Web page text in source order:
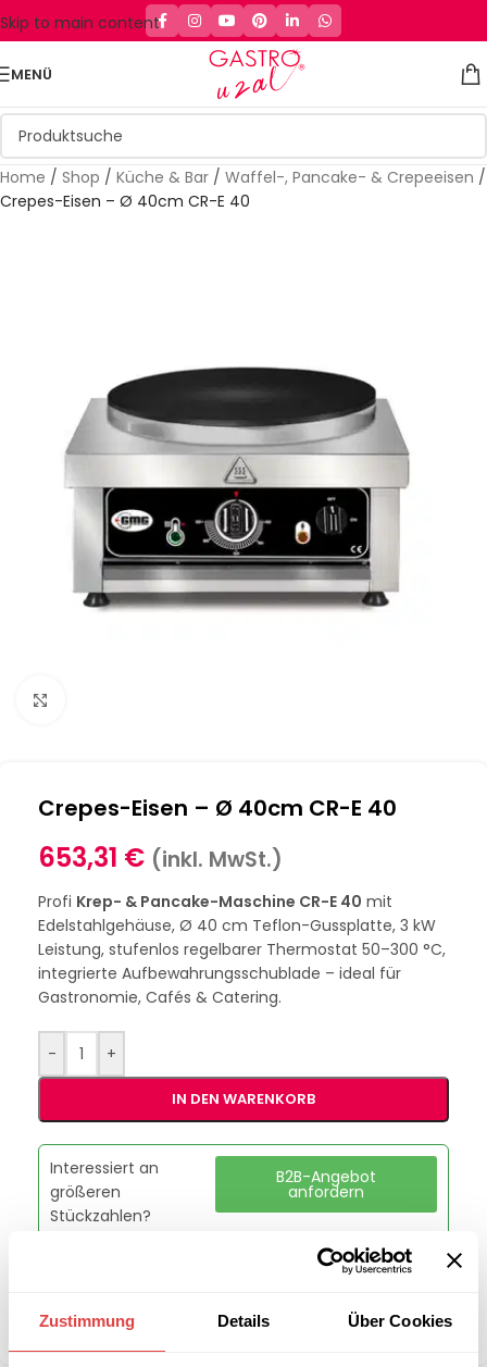
Zustimmung Details Über Cookies
Skip to main content
MENÜ
Home / Shop / Küche & Bar / Waffel-, Pancake- & Crepeeisen /
Crepes-Eisen – Ø 40cm CR-E 40
Crepes-Eisen – Ø 40cm CR-E 40
653,31 € (inkl. MwSt.)
Profi Krep- & Pancake-Maschine CR-E 40 mit
Edelstahlgehäuse, Ø 40 cm Teflon-Gussplatte, 3 kW
Leistung, stufenlos regelbarer Thermostat 50–300 °C,
integrierte Aufbewahrungsschublade – ideal für
Gastronomie, Cafés & Catering.
- +
IN DEN WARENKORB
Interessiert an
größeren
Stückzahlen?
B2B-Angebot
anfordern
Teilen: